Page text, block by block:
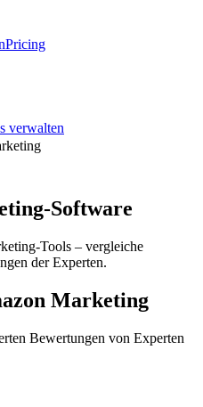
Pricing
verwalten
Software
Tools – vergleiche
der Experten.
Marketing
Bewertungen von Experten